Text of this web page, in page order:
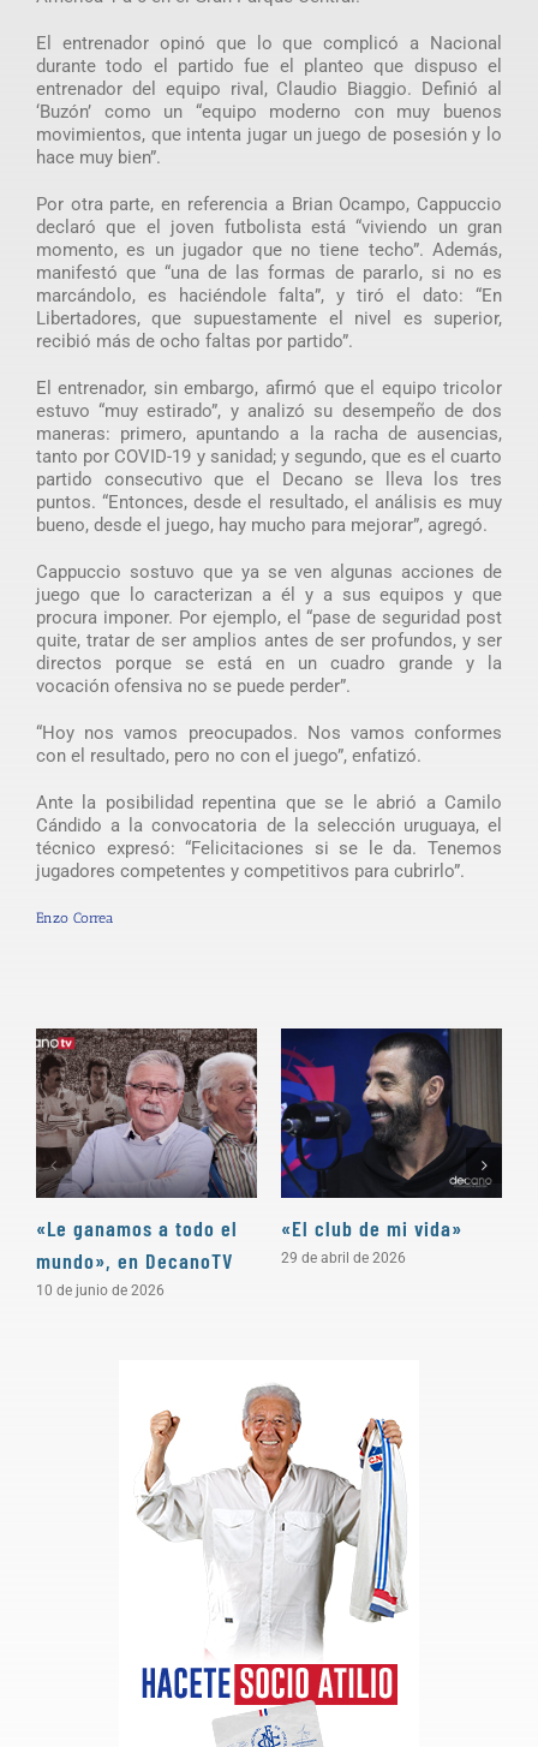
El entrenador opinó que lo que complicó a Nacional
durante todo el partido fue el planteo que dispuso el
entrenador del equipo rival, Claudio Biaggio. Definió al
‘Buzón’ como un “equipo moderno con muy buenos
movimientos, que intenta jugar un juego de posesión y lo
hace muy bien”.
Por otra parte, en referencia a Brian Ocampo, Cappuccio
declaró que el joven futbolista está “viviendo un gran
momento, es un jugador que no tiene techo”. Además,
manifestó que “una de las formas de pararlo, si no es
marcándolo, es haciéndole falta”, y tiró el dato: “En
Libertadores, que supuestamente el nivel es superior,
recibió más de ocho faltas por partido”.
El entrenador, sin embargo, afirmó que el equipo tricolor
estuvo “muy estirado”, y analizó su desempeño de dos
maneras: primero, apuntando a la racha de ausencias,
tanto por COVID-19 y sanidad; y segundo, que es el cuarto
partido consecutivo que el Decano se lleva los tres
puntos. “Entonces, desde el resultado, el análisis es muy
bueno, desde el juego, hay mucho para mejorar”, agregó.
Cappuccio sostuvo que ya se ven algunas acciones de
juego que lo caracterizan a él y a sus equipos y que
procura imponer. Por ejemplo, el “pase de seguridad post
quite, tratar de ser amplios antes de ser profundos, y ser
directos porque se está en un cuadro grande y la
vocación ofensiva no se puede perder”.
“Hoy nos vamos preocupados. Nos vamos conformes
con el resultado, pero no con el juego”, enfatizó.
Ante la posibilidad repentina que se le abrió a Camilo
Cándido a la convocatoria de la selección uruguaya, el
técnico expresó: “Felicitaciones si se le da. Tenemos
jugadores competentes y competitivos para cubrirlo”.
Enzo Correa
«Le ganamos a todo el
mundo», en DecanoTV
10 de junio de 2026
«El club de mi vida»
29 de abril de 2026